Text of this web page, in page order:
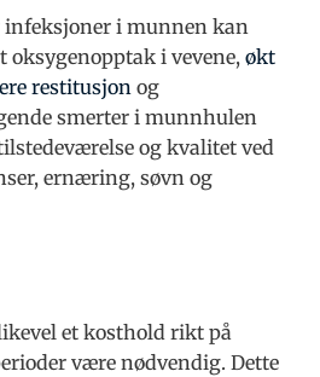
i munnen kan
oksygenopptak i vevene, økt
restitusjon og
smerter i munnhulen
og kvalitet ved
ernæring, søvn og
et kosthold rikt på
være nødvendig. Dette